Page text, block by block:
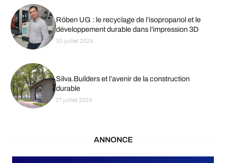
Röben UG : le recyclage de l’isopropanol et le
développement durable dans l’impression 3D
30 juillet 2026
Silva.Builders et l’avenir de la construction
durable
27 juillet 2026
ANNONCE